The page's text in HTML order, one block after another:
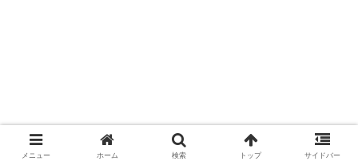
メニュー ホーム 検索 トップ サイドバー